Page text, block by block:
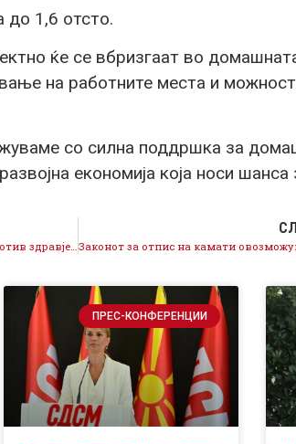
до 1,6 отсто.
ќе се вбризгаат во
на работните места и
со силна поддршка за
економија која носи шанса
ПРЕС-КОНФЕРЕНЦИИ